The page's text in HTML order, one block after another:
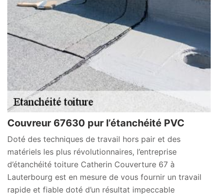
Couvreur 67630 pur l’étanchéité PVC
Doté des techniques de travail hors pair et des
matériels les plus révolutionnaires, l’entreprise
d’étanchéité toiture Catherin Couverture 67 à
Lauterbourg est en mesure de vous fournir un travail
rapide et fiable doté d’un résultat impeccable